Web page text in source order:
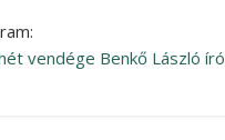
vendége Benkő László író